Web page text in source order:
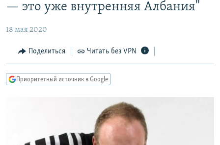
основному
Вернутся
главной
навигации
АВТОРСКИЕ ПРОЕКТЫ
ЦИТАТЫ СВОБОДЫ
МНЕНИЯ
IDEL.РЕАЛИИ
СИБИРЬ.РЕАЛИИ
— это уже внутренняя Албания"
18 мая 2020
Поделиться Читать без VPN
Приоритетный источник в Google